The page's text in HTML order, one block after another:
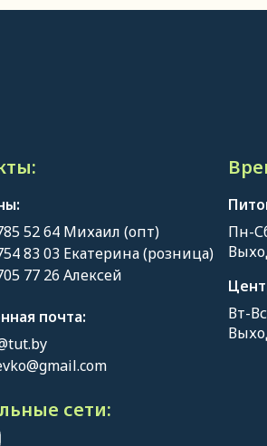
52 64 Михаил (опт)
83 03 Екатерина (розница)
77 26 Алексей
почта:
сети:
Пн-
Вт-